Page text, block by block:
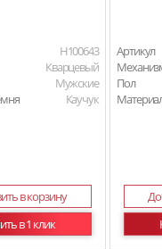
H100643
Кварцевый
Мужские
Каучук
в корзину
в 1 клик
Артикул
Пол